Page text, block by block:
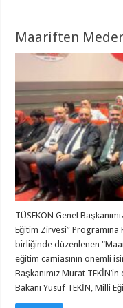
Maariften
TÜSEKON Genel
Eğitim Zirvesi” Programına
birliğinde düzenlenen
eğitim camiasının önemli
Başkanımız Murat
Bakanı Yusuf TEKİN, Milli